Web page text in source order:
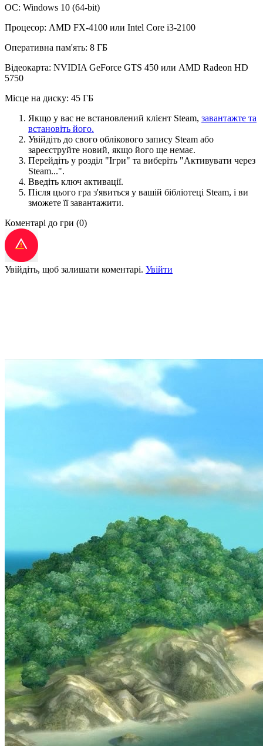
ОС: Windows 10 (64-bit)
Процесор: AMD FX-4100 или Intel Core i3-2100
Оперативна пам'ять: 8 ГБ
Відеокарта: NVIDIA GeForce GTS 450 или AMD Radeon HD
5750
Місце на диску: 45 ГБ
Якщо у вас не встановлений клієнт Steam, завантажте та
встановіть його.
Увійдіть до свого облікового запису Steam або
зареєструйте новий, якщо його ще немає.
Перейдіть у розділ "Ігри" та виберіть "Активувати через
Steam...".
Введіть ключ активації.
Після цього гра з'явиться у вашій бібліотеці Steam, і ви
зможете її завантажити.
Коментарі до гри (0)
Увійдіть, щоб залишати коментарі. Увійти